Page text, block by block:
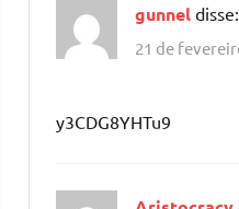
gunnel disse:
21 de
y3CDG8YHTu9